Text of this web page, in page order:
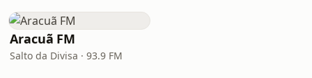
Aracuã FM
Salto da Divisa · 93.9 FM